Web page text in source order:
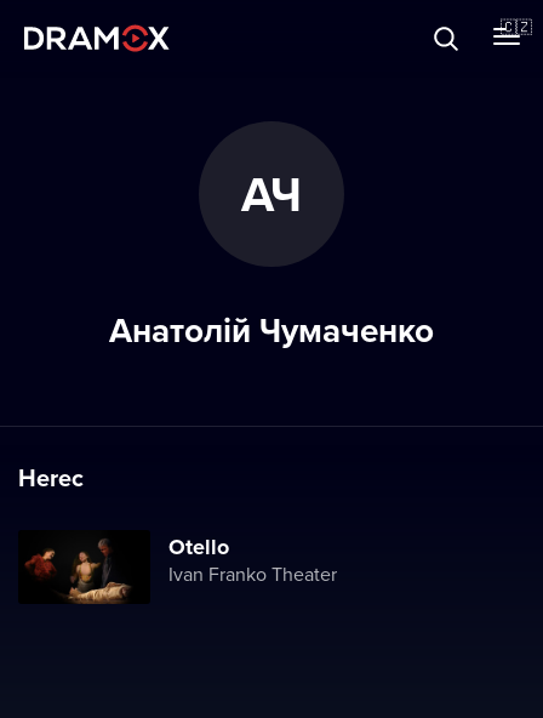
🇨🇿
АЧ
Анатолій Чумаченко
Herec
Otello
Ivan Franko Theater